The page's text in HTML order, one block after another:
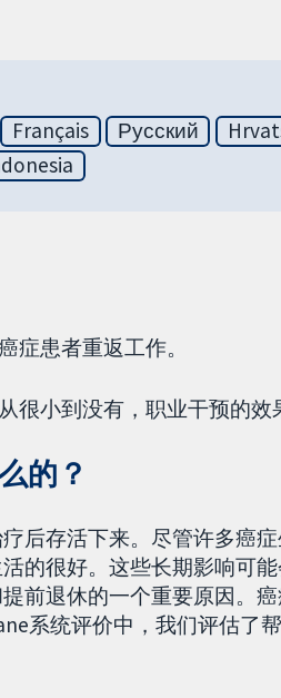
Français Русский
症患者重返工作。
很小到没有，职业干预的效
的？
后存活下来。尽管许多癌
的很好。这些长期影响可
前退休的一个重要原因。
系统评价中，我们评估了